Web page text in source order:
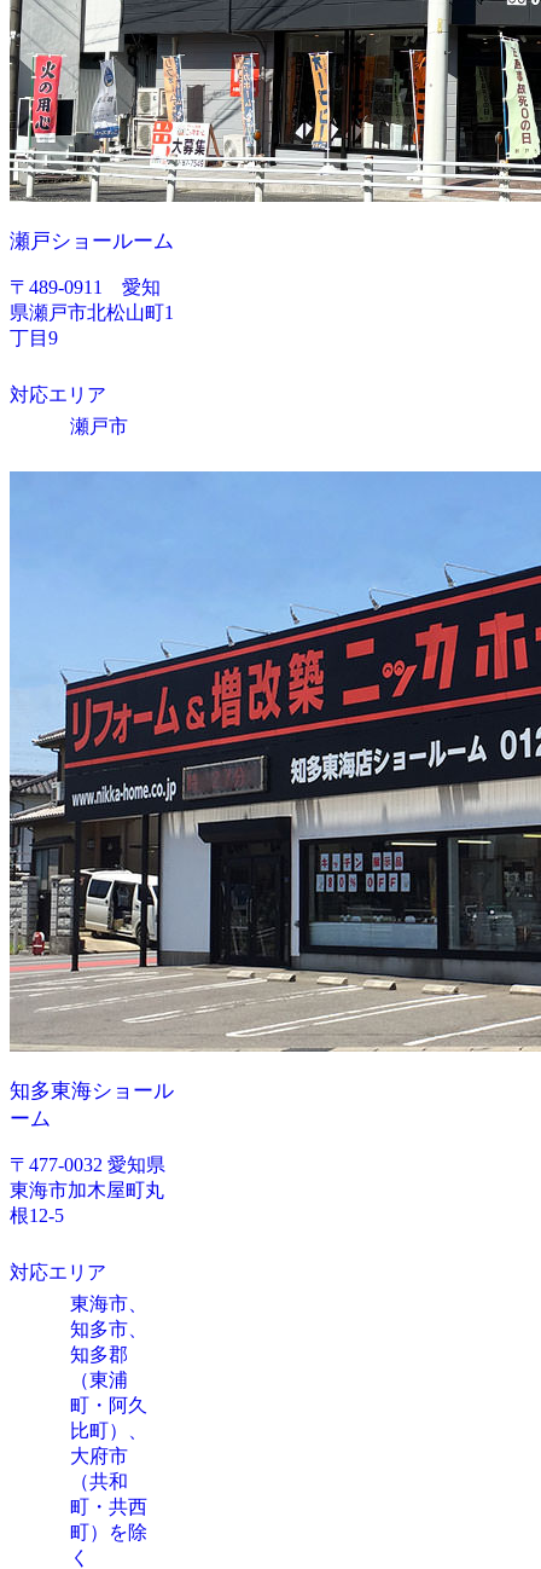
瀬戸ショールーム
〒489-0911 愛知
県瀬戸市北松山町1
丁目9
対応エリア
瀬戸市
知多東海ショール
ーム
〒477-0032 愛知県
東海市加木屋町丸
根12-5
対応エリア
東海市、
知多市、
知多郡
（東浦
町・阿久
比町）、
大府市
（共和
町・共西
町）を除
く